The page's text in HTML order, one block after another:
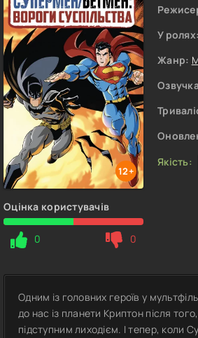
12+
Оцінка користувачів
0 0
У ролях:
Жанр:
Якість:
Одним із головних героїв у
до нас із планети Криптон після
підступним лиходієм. І тепер,